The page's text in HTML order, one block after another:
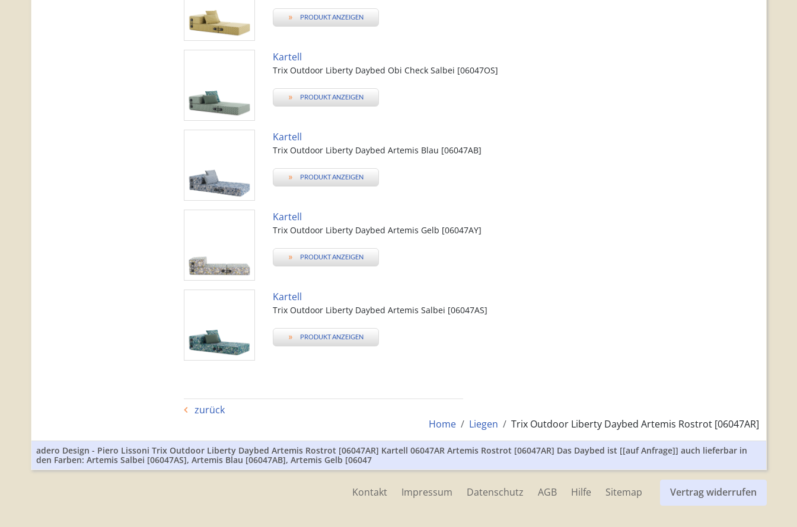
» PRODUKT ANZEIGEN
Kartell
Trix Outdoor Liberty Daybed Obi Check Salbei [06047OS]
» PRODUKT ANZEIGEN
Kartell
Trix Outdoor Liberty Daybed Artemis Blau [06047AB]
» PRODUKT ANZEIGEN
Kartell
Trix Outdoor Liberty Daybed Artemis Gelb [06047AY]
» PRODUKT ANZEIGEN
Kartell
Trix Outdoor Liberty Daybed Artemis Salbei [06047AS]
» PRODUKT ANZEIGEN
zurück
Home
Liegen Trix Outdoor Liberty Daybed Artemis Rostrot [06047AR]
adero Design - Piero Lissoni Trix Outdoor Liberty Daybed Artemis Rostrot [06047AR] Kartell 06047AR Artemis Rostrot [06047AR] Das Daybed ist [[auf Anfrage]] auch lieferbar in
den Farben: Artemis Salbei [06047AS], Artemis Blau [06047AB], Artemis Gelb [06047
Kontakt Impressum Datenschutz AGB Hilfe Sitemap Vertrag widerrufen